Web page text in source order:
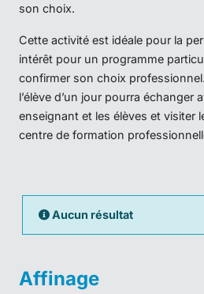
son choix.
Cette activité est idéale pour la
intérêt pour un programme
confirmer son choix
l’élève d’un jour pourra échanger
enseignant et les élèves et visiter
centre de formation
Aucun résultat
Affinage